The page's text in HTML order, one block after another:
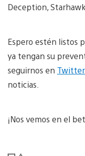
Deception,
Espero estén listos
ya tengan su
seguirnos en Twitter
noticias.
¡Nos vemos en el